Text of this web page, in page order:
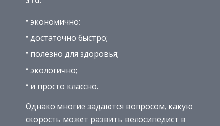
экономично;
достаточно быстро;
полезно для здоровья;
экологично;
и просто классно.
Однако многие задаются вопросом, какую
скорость может развить велосипедист в